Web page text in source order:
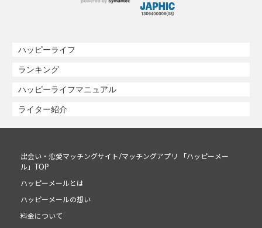
ハッピーライフ
ランキング
ハッピーライフマニュアル
ライター紹介
出会い・恋愛マッチングサイト/マッチングアプリ 「ハッピーメー
ル」TOP
ハッピーメールとは
ハッピーメールの想い
料金について